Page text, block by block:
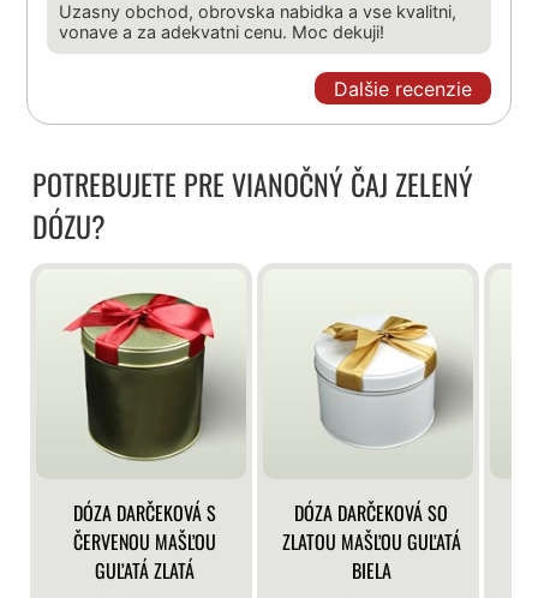
Uzasny obchod, obrovska nabidka a vse kvalitni,
vonave a za adekvatni cenu. Moc dekuji!
Dalšie recenzie
POTREBUJETE PRE VIANOČNÝ ČAJ ZELENÝ
DÓZU?
DÓZA DARČEKOVÁ S
ČERVENOU MAŠĽOU
GUĽATÁ ZLATÁ
DÓZA DARČEKOVÁ SO
ZLATOU MAŠĽOU GUĽATÁ
BIELA